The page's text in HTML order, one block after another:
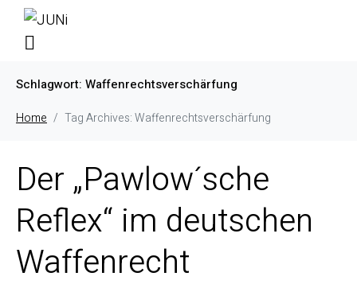
Schlagwort: Waffenrechtsverschärfung
Home Tag Archives: Waffenrechtsverschärfung
Der „Pawlow´sche
Reflex“ im deutschen
Waffenrecht